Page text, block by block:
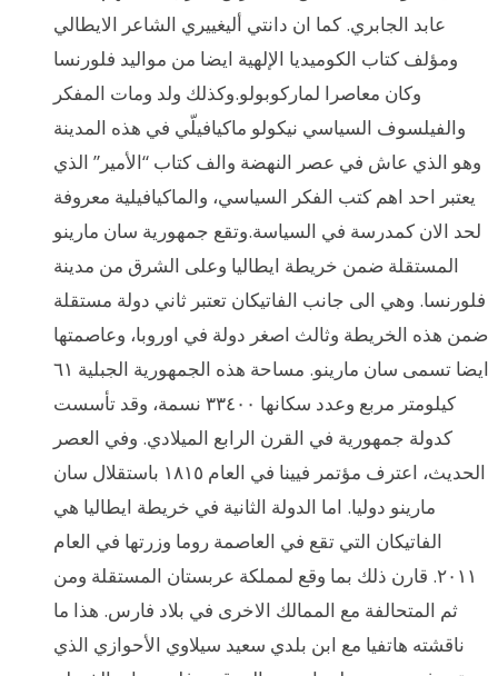
عابد الجابري. كما ان دانتي أليغييري الشاعر الايطالي
ومؤلف كتاب الكوميديا الإلهية ايضا من مواليد فلورنسا
وكان معاصرا لماركوبولو.وكذلك ولد ومات المفكر
والفيلسوف السياسي نيكولو ماكيافيلّي في هذه المدينة
وهو الذي عاش في عصر النهضة والف كتاب “الأمير” الذي
يعتبر احد اهم كتب الفكر السياسي، والماكيافيلية معروفة
لحد الان كمدرسة في السياسة.وتقع جمهورية سان مارينو
المستقلة ضمن خريطة ايطاليا وعلى الشرق من مدينة
فلورنسا. وهي الى جانب الفاتيكان تعتبر ثاني دولة مستقلة
ضمن هذه الخريطة وثالث اصغر دولة في اوروبا، وعاصمتها
ايضا تسمى سان مارينو. مساحة هذه الجمهورية الجبلية ٦١
كيلومتر مربع وعدد سكانها ٣٣٤٠٠ نسمة، وقد تأسست
كدولة جمهورية في القرن الرابع الميلادي. وفي العصر
الحديث، اعترف مؤتمر فيينا في العام ١٨١٥ باستقلال سان
مارينو دوليا. اما الدولة الثانية في خريطة ايطاليا هي
الفاتيكان التي تقع في العاصمة روما وزرتها في العام
٢٠١١. قارن ذلك بما وقع لمملكة عربستان المستقلة ومن
ثم المتحالفة مع الممالك الاخرى في بلاد فارس. هذا ما
ناقشته هاتفيا مع ابن بلدي سعيد سيلاوي الأحوازي الذي